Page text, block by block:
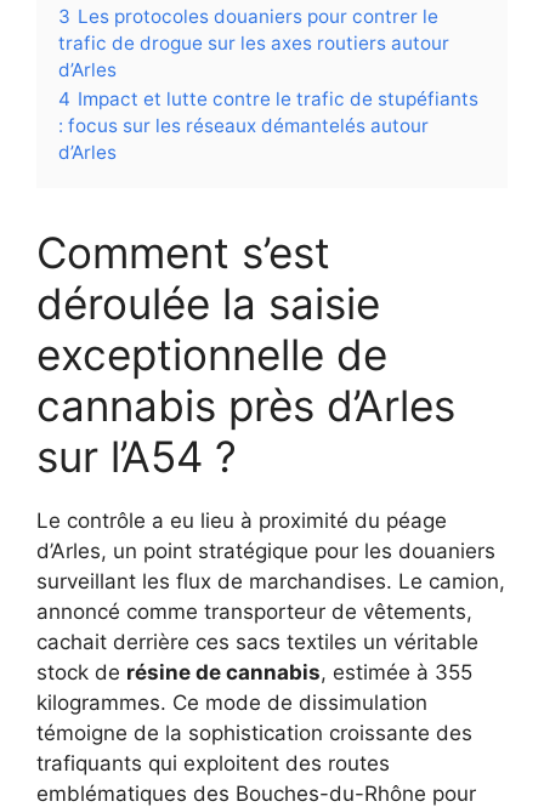
3 Les protocoles douaniers pour contrer le
trafic de drogue sur les axes routiers autour
d’Arles
4 Impact et lutte contre le trafic de stupéfiants
: focus sur les réseaux démantelés autour
d’Arles
Comment s’est
déroulée la saisie
exceptionnelle de
cannabis près d’Arles
sur l’A54 ?
Le contrôle a eu lieu à proximité du péage
d’Arles, un point stratégique pour les douaniers
surveillant les flux de marchandises. Le camion,
annoncé comme transporteur de vêtements,
cachait derrière ces sacs textiles un véritable
stock de résine de cannabis, estimée à 355
kilogrammes. Ce mode de dissimulation
témoigne de la sophistication croissante des
trafiquants qui exploitent des routes
emblématiques des Bouches-du-Rhône pour